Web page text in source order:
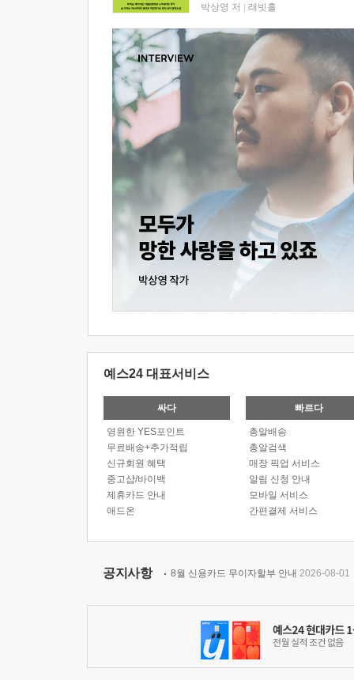
박상영 저 래빗홀
예스24 대표서비스
싸다
영원한 YES포인트
무료배송+추가적립
신규회원 혜택
중고샵/바이백
제휴카드 안내
애드온
빠르다
총알배송
총알검색
매장 픽업 서비스
알림 신청 안내
모바일 서비스
간편결제 서비스
공지사항 8월 신용카드 무이자할부 안내 2026-08-01